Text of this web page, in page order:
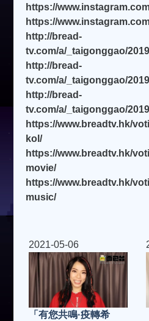
https://
https://
http://bread-
tv.com/a/_taigonggao/
http://bread-
tv.com/a/_taigonggao/
http://bread-
tv.com/a/_taigonggao/
https://www.breadtv.hk/
kol/
https://www.breadtv.hk/
movie/
https://www.breadtv.hk/
music/
2021-05-06
「有您共鳴·疫轉希